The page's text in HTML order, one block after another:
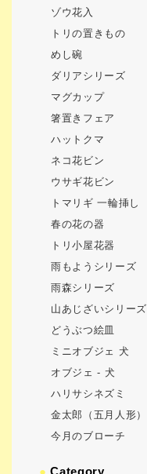
ゾウ花入
トリの置きもの
めし碗
ダリアシリーズ
マグカップ
箸置きフェア
ハットクマ
ネコ花ビン
ウサギ花ビン
トマリギ 一輪挿し
春の花の器
トリ小屋花器
雨もようシリーズ
雨森シリーズ
山あじざいシリーズ
どうぶつ絵皿
ミニオブジェ 犬
オブジェ - 犬
ハリサシネズミ
金太郎（五月人形）
今月のブローチ